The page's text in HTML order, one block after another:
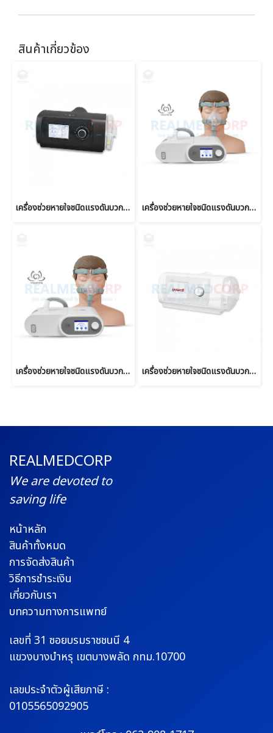
สินค้าเกี่ยวข้อง
เครื่องช่วยหายใจชนิดแรงดันบวกต่อเนื่อง แบบปรับแรงดันอัตโนมัติ Auto CPAP ยี่ห้อ Yuwell รุ่น YH-480 เครื่องช่วยหายใจชนิดแรงดันบวกต่อเนื่อง Auto CPAP ยี่ห้อ Micomme รุ่น C5
เครื่องช่วยหายใจชนิดแรงดันบวกต่อเนื่อง Auto CPAP & Auto BIPAP ยี่ห้อ Micomme รุ่น B5 เครื่องช่วยหายใจชนิดแรงดันบวกสองระดับ Bi-Level Ventilator ยี่ห้อ Yuwell รุ่น YH-830
REALMEDCORP
We are devoted to
saving life
หน้าหลัก
สินค้าทั้งหมด
การจัดส่งสินค้า
วิธีการชำระเงิน
เกี่ยวกับเรา
บทความทางการแพทย์
เลขที่ 31 ซอยบรมราชชนนี 4
แขวงบางบำหรุ เขตบางพลัด กทม.10700
เลขประจำตัวผู้เสียภาษี :
0105565092905